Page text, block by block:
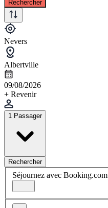
Rechercher
Nevers
Albertville
09/08/2026
+ Revenir
1 Passager
Rechercher
Séjournez avec Booking.com